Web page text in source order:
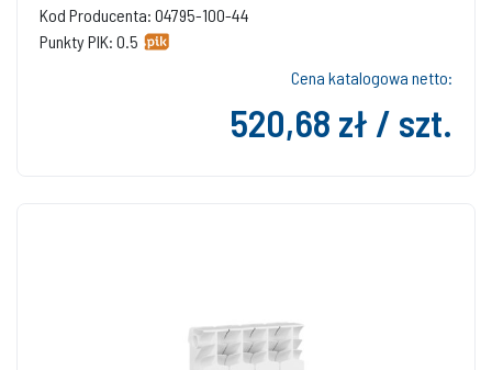
Kod Producenta: 04795-100-44
Punkty PIK: 0.5
Cena katalogowa netto:
520,68 zł / szt.